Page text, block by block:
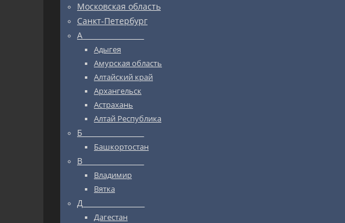
Московская область
Санкт-Петербург
А_________________
Адыгея
Амурская область
Алтайский край
Архангельск
Астрахань
Алтай Республика
Б_________________
Башкортостан
В_________________
Владимир
Вятка
Д_________________
Дагестан